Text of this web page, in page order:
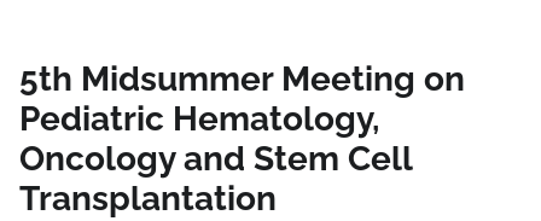
5th Midsummer Meeting on
Pediatric Hematology,
Oncology and Stem Cell
Transplantation